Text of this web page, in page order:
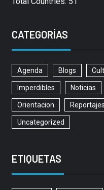
CATEGORÍAS
Agenda Blogs
Imperdibles Noticias
Orientacion Reportajes
Uncategorized
ETIQUETAS